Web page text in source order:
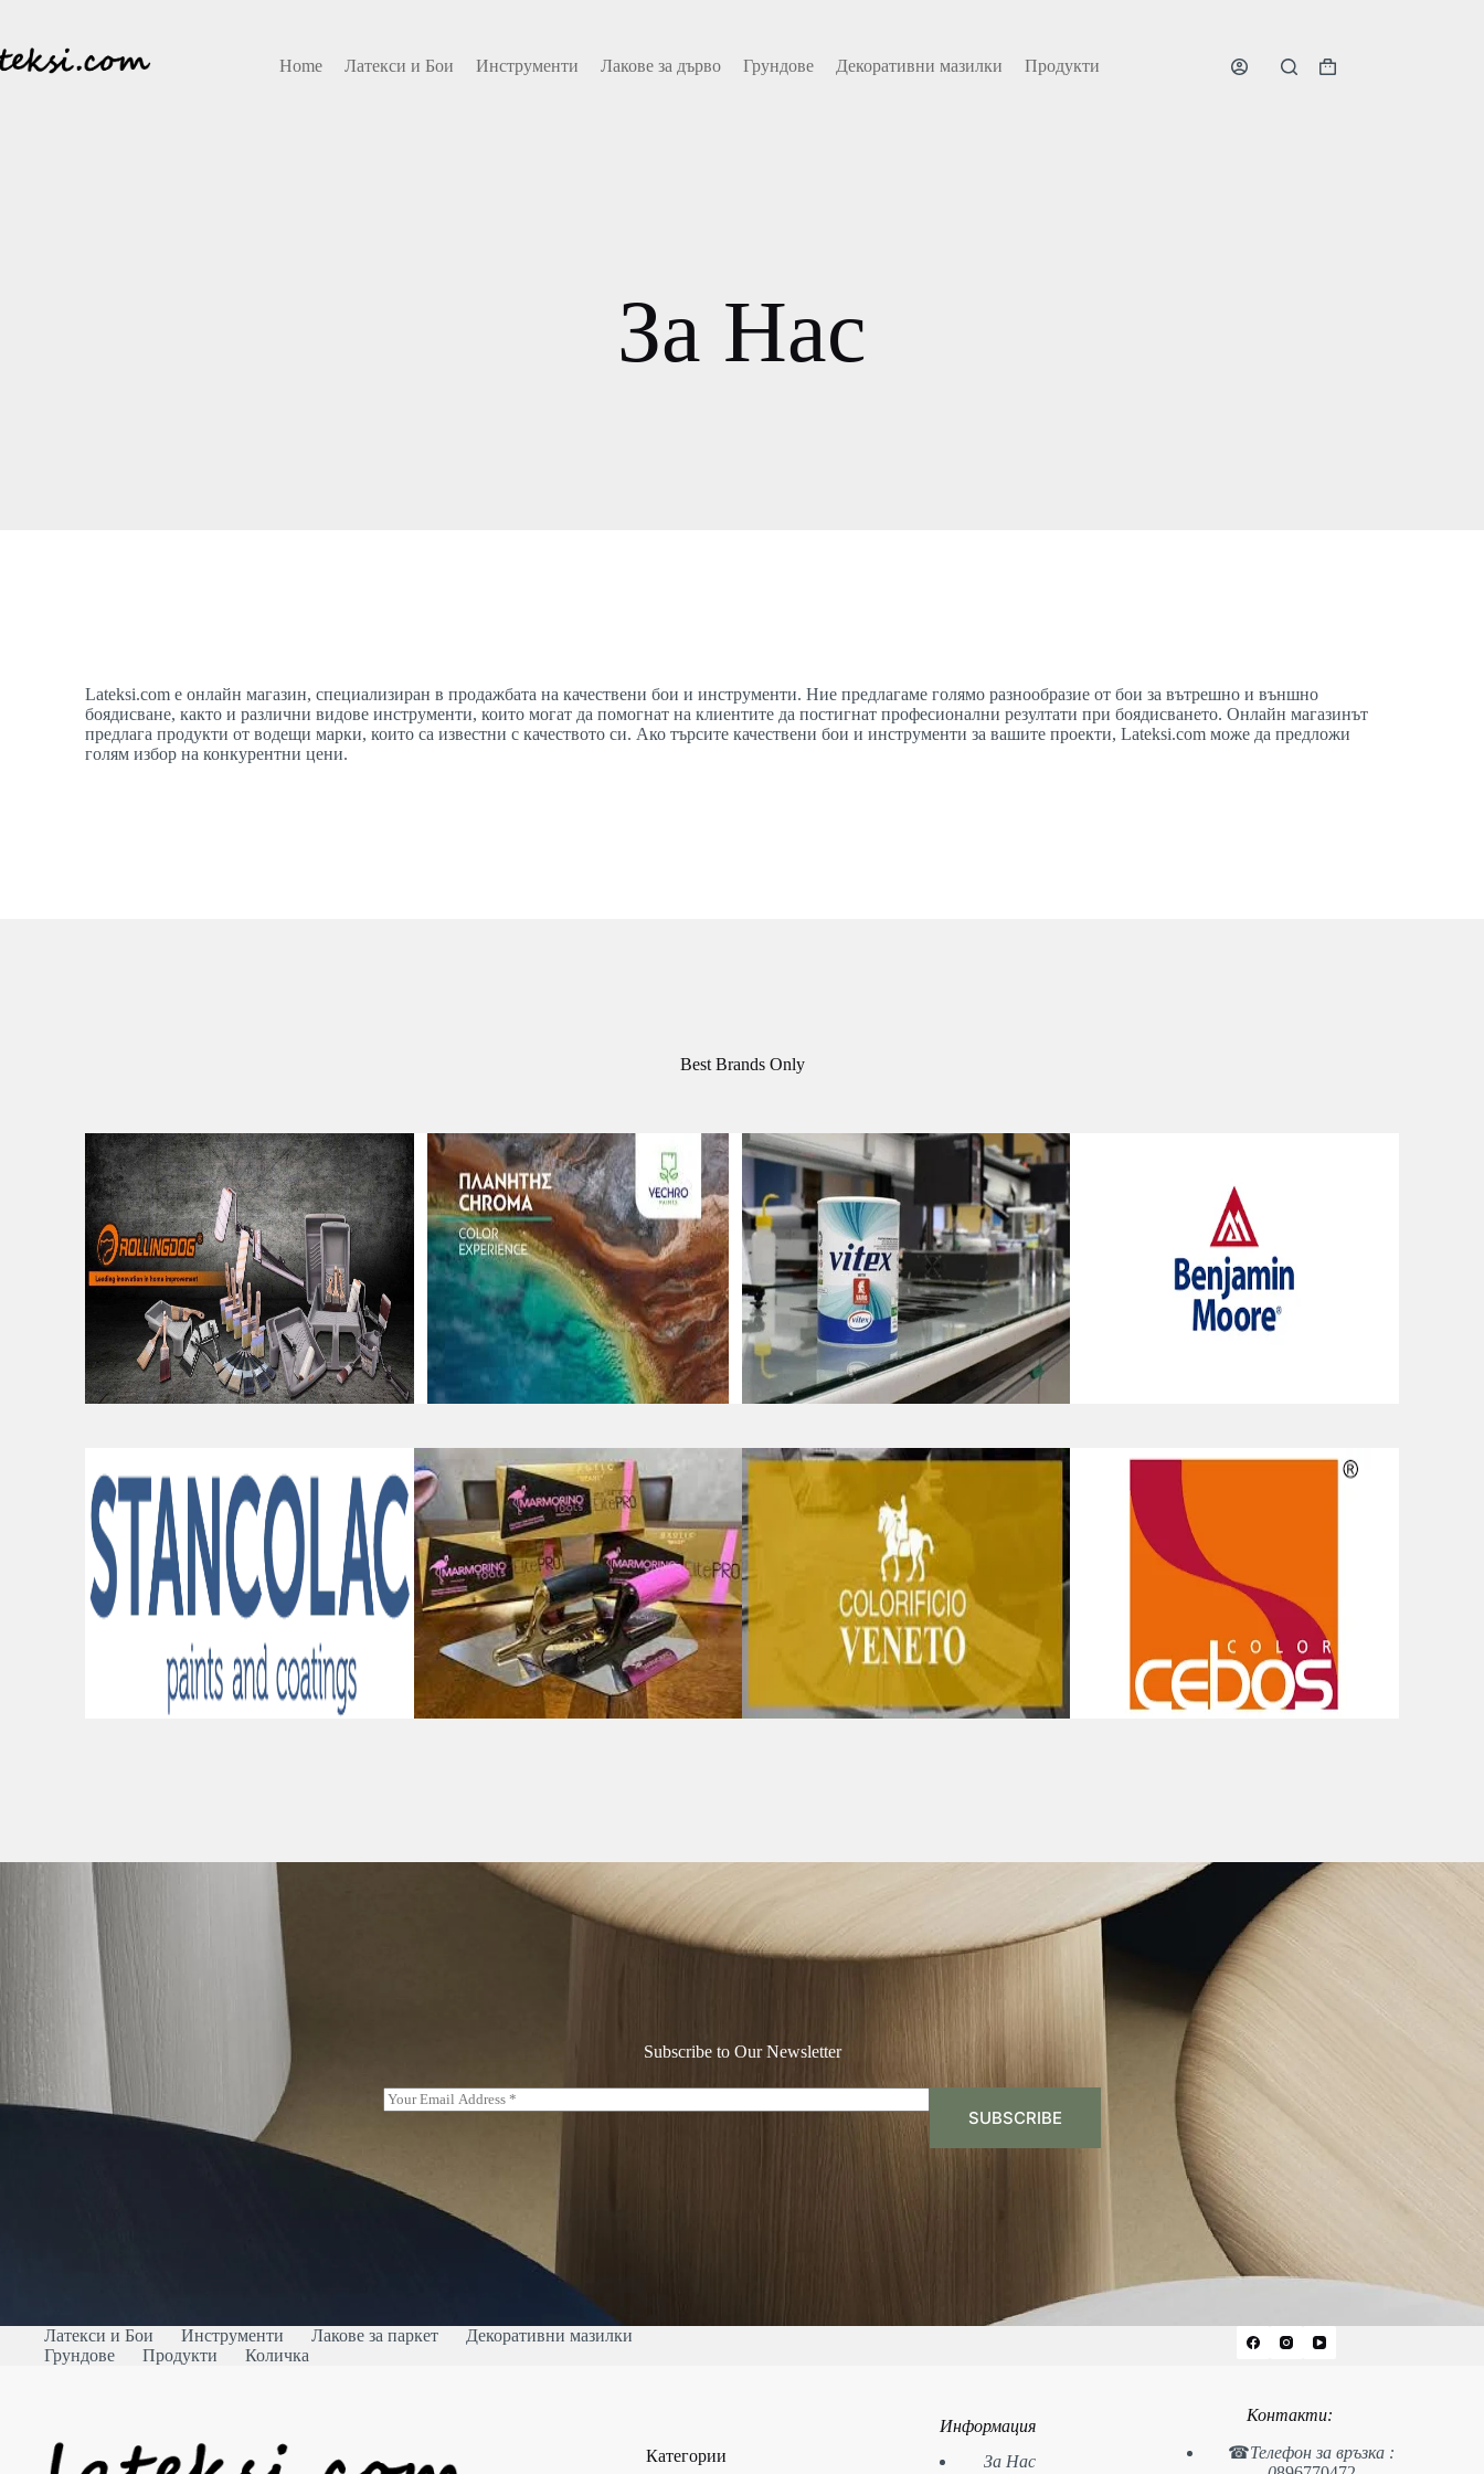
Home Латекси и Бои Инструменти Лакове за дърво Грундове Декоративни мазилки Продукти
За Нас
Lateksi.com е онлайн магазин, специализиран в продажбата на качествени бои и инструменти. Ние предлагаме голямо разнообразие от бои за вътрешно и външно
боядисване, както и различни видове инструменти, които могат да помогнат на клиентите да постигнат професионални резултати при боядисването. Онлайн магазинът
предлага продукти от водещи марки, които са известни с качеството си. Ако търсите качествени бои и инструменти за вашите проекти, Lateksi.com може да предложи
голям избор на конкурентни цени.
Best Brands Only
Subscribe to Our Newsletter
E
m
*
SUBSCRIBE
Латекси и Бои Инструменти Лакове за паркет
Декоративни мазилки
Грундове
Продукти Количка
Категории
Информация
За Нас
Контакти:
☎Телефон за връзка :